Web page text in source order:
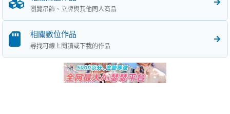
瀏覽吊飾、立牌與其他同人商品
相關數位作品
尋找可線上閱讀或下載的作品